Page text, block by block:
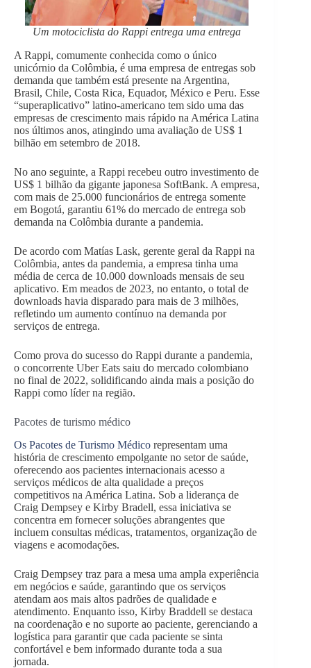
Um motociclista do Rappi entrega uma entrega
A Rappi, comumente conhecida como o único
unicórnio da Colômbia, é uma empresa de entregas sob
demanda que também está presente na Argentina,
Brasil, Chile, Costa Rica, Equador, México e Peru. Esse
“superaplicativo” latino-americano tem sido uma das
empresas de crescimento mais rápido na América Latina
nos últimos anos, atingindo uma avaliação de US$ 1
bilhão em setembro de 2018.
No ano seguinte, a Rappi recebeu outro investimento de
US$ 1 bilhão da gigante japonesa SoftBank. A empresa,
com mais de 25.000 funcionários de entrega somente
em Bogotá, garantiu 61% do mercado de entrega sob
demanda na Colômbia durante a pandemia.
De acordo com Matías Lask, gerente geral da Rappi na
Colômbia, antes da pandemia, a empresa tinha uma
média de cerca de 10.000 downloads mensais de seu
aplicativo. Em meados de 2023, no entanto, o total de
downloads havia disparado para mais de 3 milhões,
refletindo um aumento contínuo na demanda por
serviços de entrega.
Como prova do sucesso do Rappi durante a pandemia,
o concorrente Uber Eats saiu do mercado colombiano
no final de 2022, solidificando ainda mais a posição do
Rappi como líder na região.
Pacotes de turismo médico
Os Pacotes de Turismo Médico representam uma
história de crescimento empolgante no setor de saúde,
oferecendo aos pacientes internacionais acesso a
serviços médicos de alta qualidade a preços
competitivos na América Latina. Sob a liderança de
Craig Dempsey e Kirby Bradell, essa iniciativa se
concentra em fornecer soluções abrangentes que
incluem consultas médicas, tratamentos, organização de
viagens e acomodações.
Craig Dempsey traz para a mesa uma ampla experiência
em negócios e saúde, garantindo que os serviços
atendam aos mais altos padrões de qualidade e
atendimento. Enquanto isso, Kirby Braddell se destaca
na coordenação e no suporte ao paciente, gerenciando a
logística para garantir que cada paciente se sinta
confortável e bem informado durante toda a sua
jornada.